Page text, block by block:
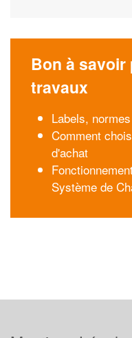
Bon à savoir
travaux
Labels,
Comment
d'achat
Système de